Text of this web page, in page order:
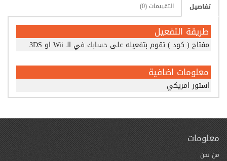
تفاصيل التقييمات (0)
طريقة التفعيل
مفتاح ( كود ) تقوم بتفعيله على حسابك في الـ Wii او 3DS
معلومات اضافية
استور امريكي
معلومات
من نحن